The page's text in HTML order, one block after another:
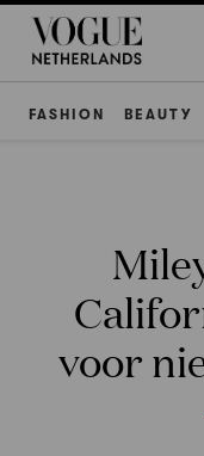
FASHION BEAUTY
voor